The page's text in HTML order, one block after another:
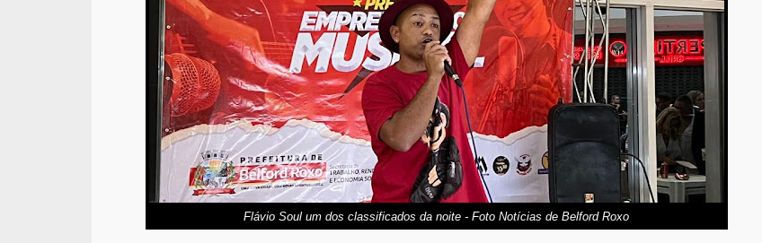
Flávio Soul um dos classificados da noite - Foto Notícias de Belford Roxo